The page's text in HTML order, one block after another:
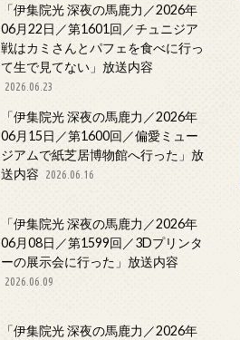
「伊集院光 深夜の馬鹿力／2026年
06月22日／第1601回／チュニジア
戦はカミさんとパフェを食べに行っ
て生で見てない」放送内容
2026.06.23
「伊集院光 深夜の馬鹿力／2026年
06月15日／第1600回／偏愛ミュー
ジアムで紙芝居博物館へ行った」放
送内容
2026.06.16
「伊集院光 深夜の馬鹿力／2026年
06月08日／第1599回／3Dプリンタ
ーの展示会に行った」放送内容
2026.06.09
「伊集院光 深夜の馬鹿力／2026年